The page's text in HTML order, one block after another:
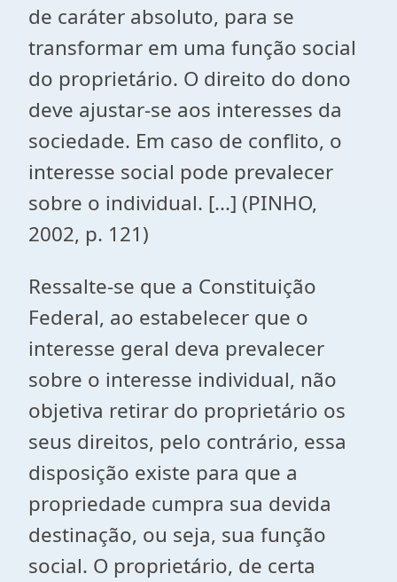
de caráter absoluto, para se
transformar em uma função social
do proprietário. O direito do dono
deve ajustar-se aos interesses da
sociedade. Em caso de conflito, o
interesse social pode prevalecer
sobre o individual. [...] (PINHO,
2002, p. 121)
Ressalte-se que a Constituição
Federal, ao estabelecer que o
interesse geral deva prevalecer
sobre o interesse individual, não
objetiva retirar do proprietário os
seus direitos, pelo contrário, essa
disposição existe para que a
propriedade cumpra sua devida
destinação, ou seja, sua função
social. O proprietário, de certa